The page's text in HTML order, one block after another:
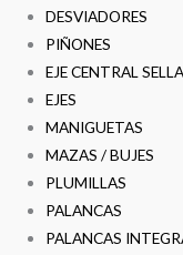
DESVIADORES
PIÑONES
EJE CENTRAL
EJES
MANIGUETAS
MAZAS / BUJES
PLUMILLAS
PALANCAS
PALANCAS